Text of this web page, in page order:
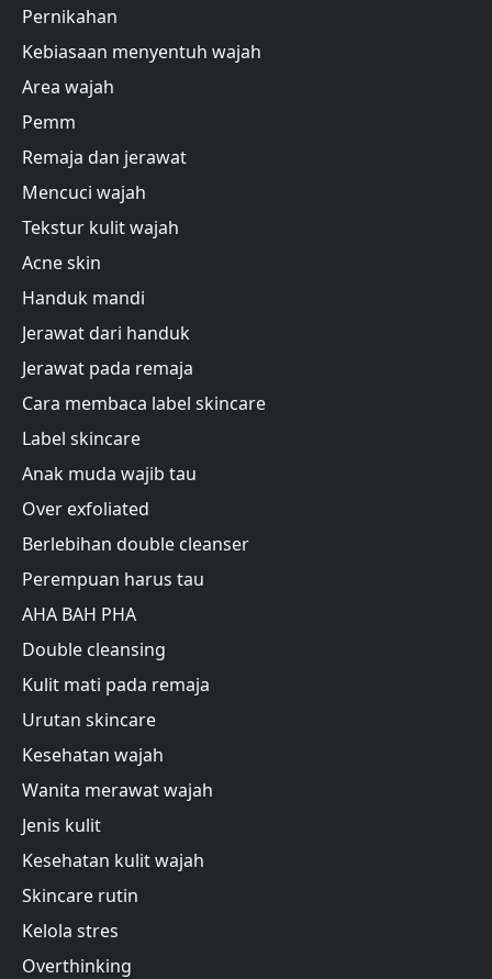
Pernikahan
Kebiasaan menyentuh wajah
Area wajah
Pemm
Remaja dan jerawat
Mencuci wajah
Tekstur kulit wajah
Acne skin
Handuk mandi
Jerawat dari handuk
Jerawat pada remaja
Cara membaca label skincare
Label skincare
Anak muda wajib tau
Over exfoliated
Berlebihan double cleanser
Perempuan harus tau
AHA BAH PHA
Double cleansing
Kulit mati pada remaja
Urutan skincare
Kesehatan wajah
Wanita merawat wajah
Jenis kulit
Kesehatan kulit wajah
Skincare rutin
Kelola stres
Overthinking